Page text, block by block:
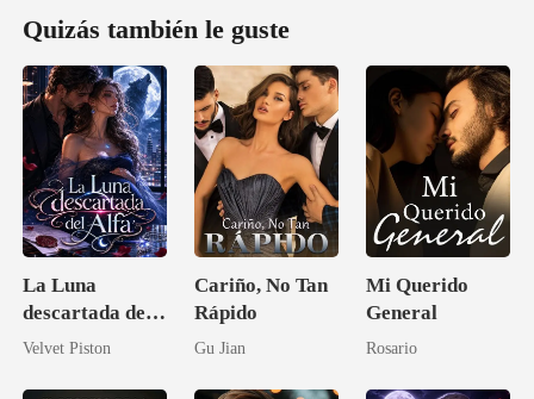
Quizás también le guste
La Luna
descartada del
Alfa
Velvet Piston
Cariño, No Tan
Rápido
Gu Jian
Mi Querido
General
Rosario